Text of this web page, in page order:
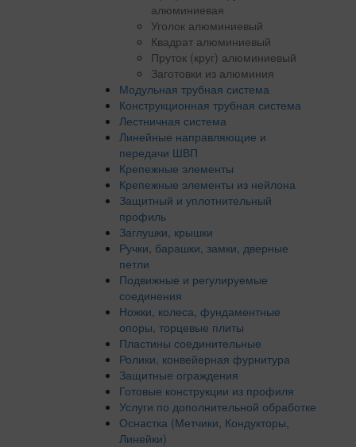
алюминиевая
Уголок алюминиевый
Квадрат алюминиевый
Пруток (круг) алюминиевый
Заготовки из алюминия
Модульная трубная система
Конструкционная трубная система
Лестничная система
Линейные направляющие и
передачи ШВП
Крепежные элементы
Крепежные элементы из нейлона
Защитный и уплотнительный
профиль
Заглушки, крышки
Ручки, барашки, замки, дверные
петли
Подвижные и регулируемые
соединения
Ножки, колеса, фундаментные
опоры, торцевые плиты
Пластины соединительные
Ролики, конвейерная фурнитура
Защитные ограждения
Готовые конструкции из профиля
Услуги по дополнительной обработке
Оснастка (Метчики, Кондукторы,
Линейки)